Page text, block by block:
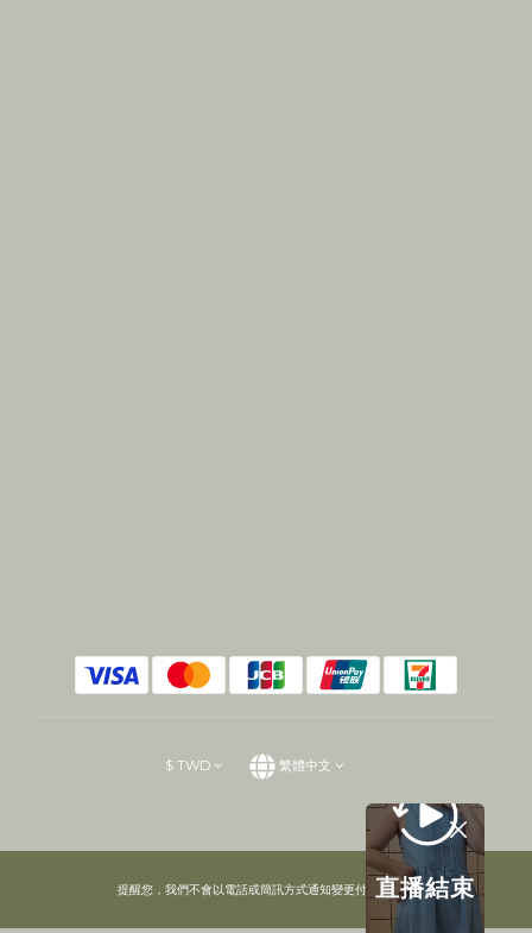
$ TWD 繁體中文
提醒您，我們不會以電話或簡訊方式通知變更付款方式。直播結束